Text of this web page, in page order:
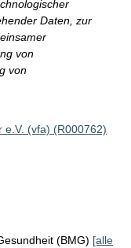
Daten, zur
von
von
e.V. (vfa) (R000762)
(BMG) [alle